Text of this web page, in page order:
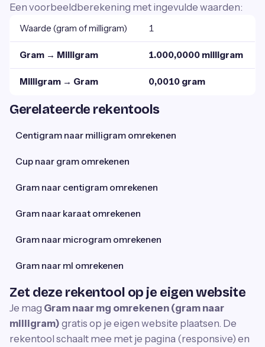
Een voorbeeldberekening met ingevulde waarden:
Waarde (gram of milligram) 1
Gram → Milligram 1.000,0000 milligram
Milligram → Gram 0,0010 gram
Gerelateerde rekentools
Centigram naar milligram omrekenen
Cup naar gram omrekenen
Gram naar centigram omrekenen
Gram naar karaat omrekenen
Gram naar microgram omrekenen
Gram naar ml omrekenen
Zet deze rekentool op je eigen website
Je mag Gram naar mg omrekenen (gram naar
milligram) gratis op je eigen website plaatsen. De
rekentool schaalt mee met je pagina (responsive) en